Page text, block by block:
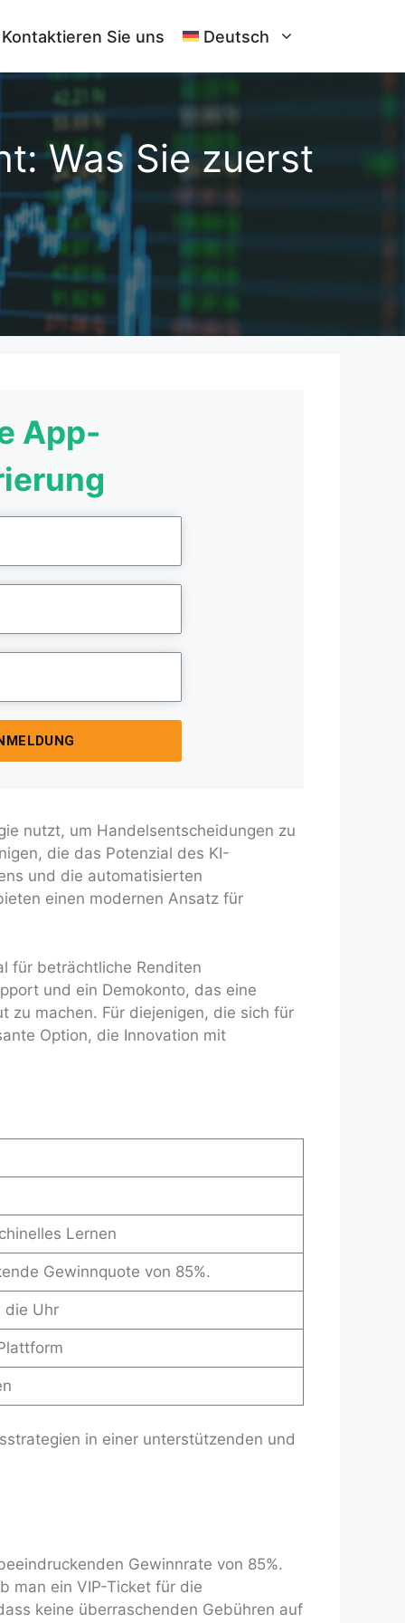
Kontaktieren Sie uns Deutsch
Was Sie zuerst
App-
nutzt, um Handelsentscheidungen zu
die das Potenzial des KI-
und die automatisierten
einen modernen Ansatz für
für beträchtliche Renditen
und ein Demokonto, das eine
zu machen. Für diejenigen, die sich für
Option, die Innovation mit
Lernen
Gewinnquote von 85%.
die Uhr
in einer unterstützenden und
Gewinnrate von 85%.
man ein VIP-Ticket für die
keine überraschenden Gebühren auf